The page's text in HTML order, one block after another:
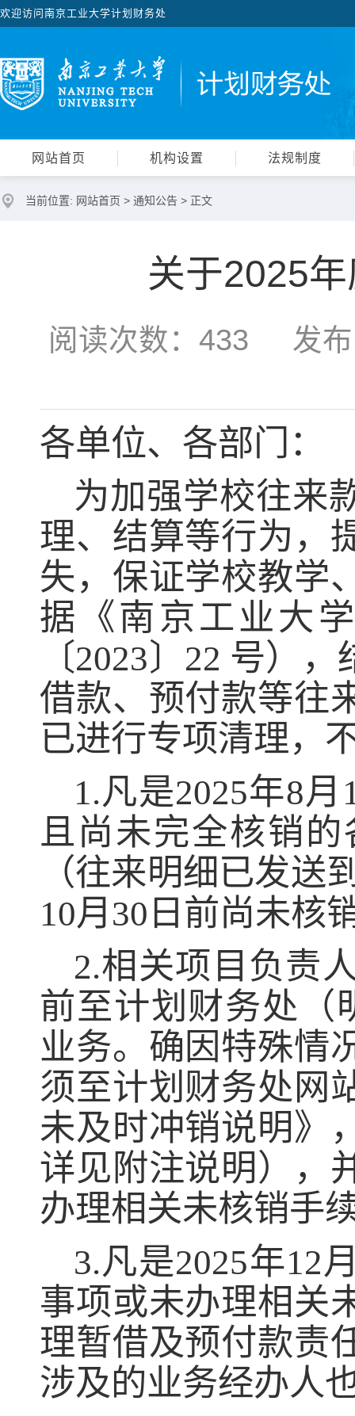
欢迎访问南京工业大学计划财务处
网站首页 机构设置 法规制度
当前位置: 网站首页 > 通知公告 > 正文
关于2025
阅读次数： 433 发布
各单位、各部门：
为加强学校往来
理、结算等行为，
失 ， 保证学校教学
据《南京工业大
〔2023〕22 号），
借款、预付款等往
已进行专项清理，
1.凡是2025年8月
且 尚未完全核销
（往来明细已发送
10月 30 日前尚未核
2.相关项目负责
前至计划财务处
业务。确因特殊情
须至计划财务处网
未及时冲销说明》
详见附注说明），
办理相关未核销手
3.凡是2025年12
事项或未办理相关
理暂借及预付款责
涉及的业务经办人